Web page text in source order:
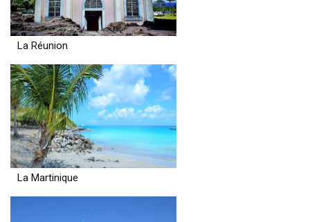
La Réunion
La Martinique